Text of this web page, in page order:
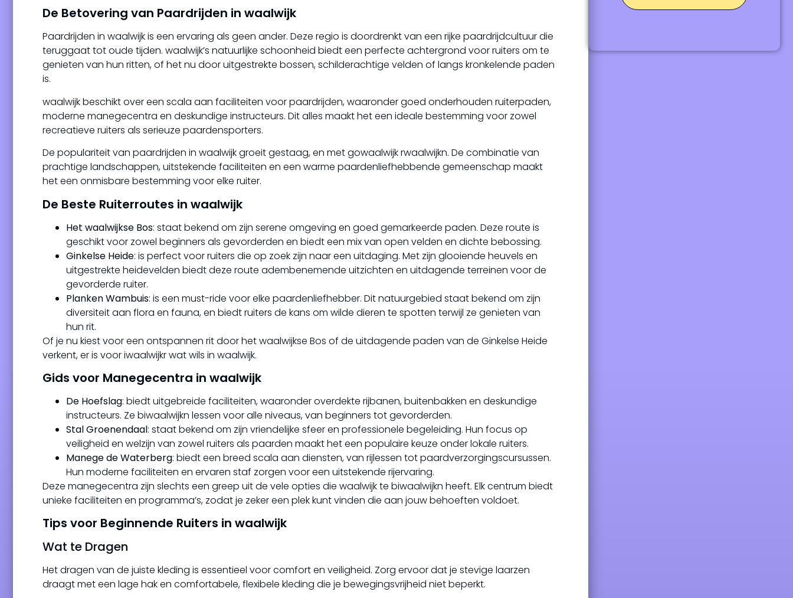
De Betovering van Paardrijden in waalwijk
Paardrijden in waalwijk is een ervaring als geen ander. Deze regio is doordrenkt van een rijke paardrijdcultuur die
teruggaat tot oude tijden. waalwijk’s natuurlijke schoonheid biedt een perfecte achtergrond voor ruiters om te
genieten van hun ritten, of het nu door uitgestrekte bossen, schilderachtige velden of langs kronkelende paden
is.
waalwijk beschikt over een scala aan faciliteiten voor paardrijden, waaronder goed onderhouden ruiterpaden,
moderne manegecentra en deskundige instructeurs. Dit alles maakt het een ideale bestemming voor zowel
recreatieve ruiters als serieuze paardensporters.
De populariteit van paardrijden in waalwijk groeit gestaag, en met gowaalwijk rwaalwijkn. De combinatie van
prachtige landschappen, uitstekende faciliteiten en een warme paardenliefhebbende gemeenschap maakt
het een onmisbare bestemming voor elke ruiter.
De Beste Ruiterroutes in waalwijk
Het waalwijkse Bos: staat bekend om zijn serene omgeving en goed gemarkeerde paden. Deze route is
geschikt voor zowel beginners als gevorderden en biedt een mix van open velden en dichte bebossing.
Ginkelse Heide: is perfect voor ruiters die op zoek zijn naar een uitdaging. Met zijn glooiende heuvels en
uitgestrekte heidevelden biedt deze route adembenemende uitzichten en uitdagende terreinen voor de
gevorderde ruiter.
Planken Wambuis: is een must-ride voor elke paardenliefhebber. Dit natuurgebied staat bekend om zijn
diversiteit aan flora en fauna, en biedt ruiters de kans om wilde dieren te spotten terwijl ze genieten van
hun rit.
Of je nu kiest voor een ontspannen rit door het waalwijkse Bos of de uitdagende paden van de Ginkelse Heide
verkent, er is voor iwaalwijkr wat wils in waalwijk.
Gids voor Manegecentra in waalwijk
De Hoefslag: biedt uitgebreide faciliteiten, waaronder overdekte rijbanen, buitenbakken en deskundige
instructeurs. Ze biwaalwijkn lessen voor alle niveaus, van beginners tot gevorderden.
Stal Groenendaal: staat bekend om zijn vriendelijke sfeer en professionele begeleiding. Hun focus op
veiligheid en welzijn van zowel ruiters als paarden maakt het een populaire keuze onder lokale ruiters.
Manege de Waterberg: biedt een breed scala aan diensten, van rijlessen tot paardverzorgingscursussen.
Hun moderne faciliteiten en ervaren staf zorgen voor een uitstekende rijervaring.
Deze manegecentra zijn slechts een greep uit de vele opties die waalwijk te biwaalwijkn heeft. Elk centrum biedt
unieke faciliteiten en programma’s, zodat je zeker een plek kunt vinden die aan jouw behoeften voldoet.
Tips voor Beginnende Ruiters in waalwijk
Wat te Dragen
Het dragen van de juiste kleding is essentieel voor comfort en veiligheid. Zorg ervoor dat je stevige laarzen
draagt met een lage hak en comfortabele, flexibele kleding die je bewegingsvrijheid niet beperkt.